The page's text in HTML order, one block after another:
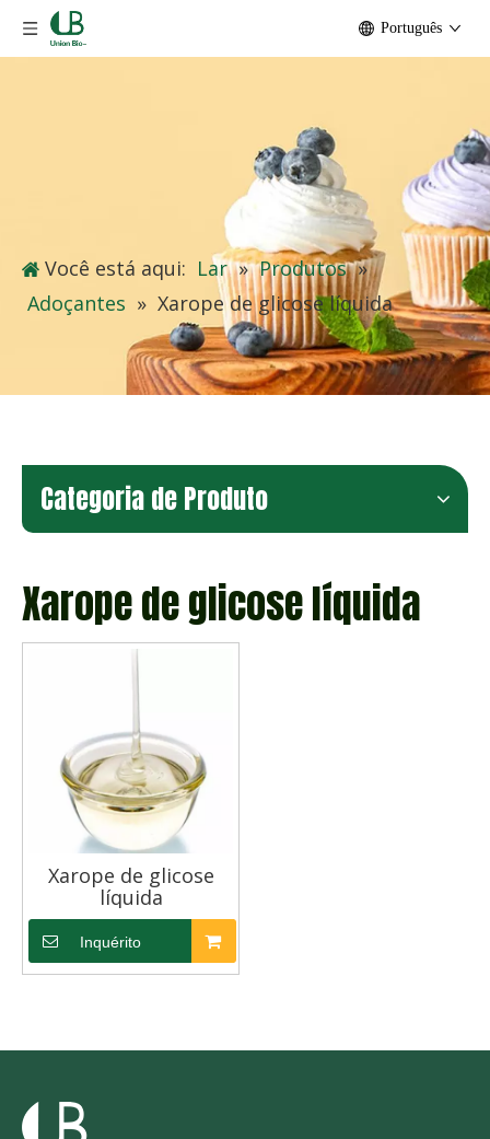
Português
Você está aqui: Lar » Produtos »
Adoçantes » Xarope de glicose líquida
Categoria de Produto
Xarope de glicose líquida
Xarope de glicose
líquida
Inquérito